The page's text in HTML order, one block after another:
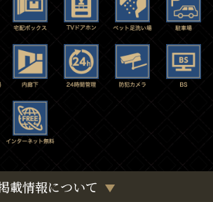
載情報について